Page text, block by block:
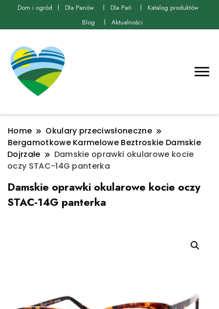
Dom i ogród Dla Panów Dla Pań
Katalog produktów
Blog
Aktualności
Home
Okulary przeciwsłoneczne
Bergamotkowe Karmelowe Beztroskie Damskie
Dojrzałe
Damskie oprawki okularowe kocie
oczy STAC-14G panterka
Damskie oprawki okularowe kocie oczy
STAC-14G panterka